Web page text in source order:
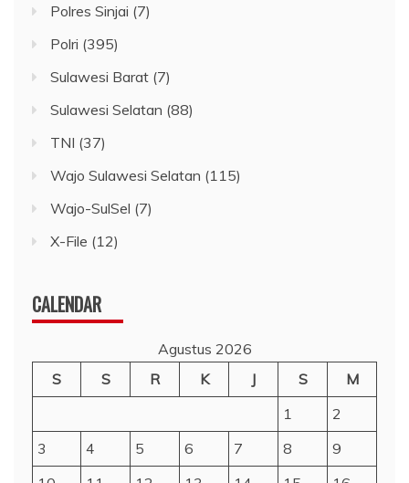
Polres Sinjai (7)
Polri (395)
Sulawesi Barat (7)
Sulawesi Selatan (88)
TNI (37)
Wajo Sulawesi Selatan (115)
Wajo-SulSel (7)
X-File (12)
CALENDAR
Agustus 2026
S
S R K J S
M
1
2
3
4 5 6 7 8
9